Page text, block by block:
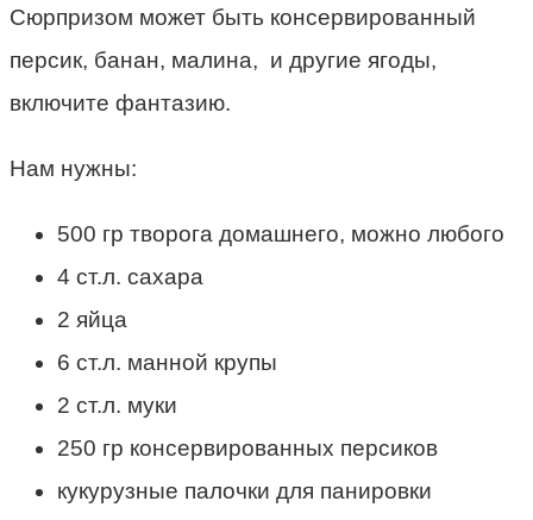
Сюрпризом может быть консервированный
персик, банан, малина, и другие ягоды,
включите фантазию.
Нам нужны:
500 гр творога домашнего, можно любого
4 ст.л. сахара
2 яйца
6 ст.л. манной крупы
2 ст.л. муки
250 гр консервированных персиков
кукурузные палочки для панировки